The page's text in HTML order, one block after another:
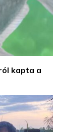
kapta a